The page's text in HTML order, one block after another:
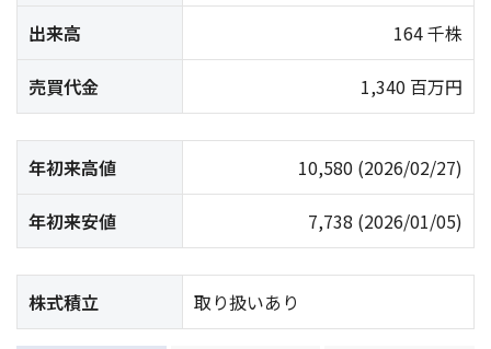
出来高 164 千株
売買代金 1,340 百万円
年初来高値 10,580 (2026/02/27)
年初来安値 7,738 (2026/01/05)
株式積立 取り扱いあり